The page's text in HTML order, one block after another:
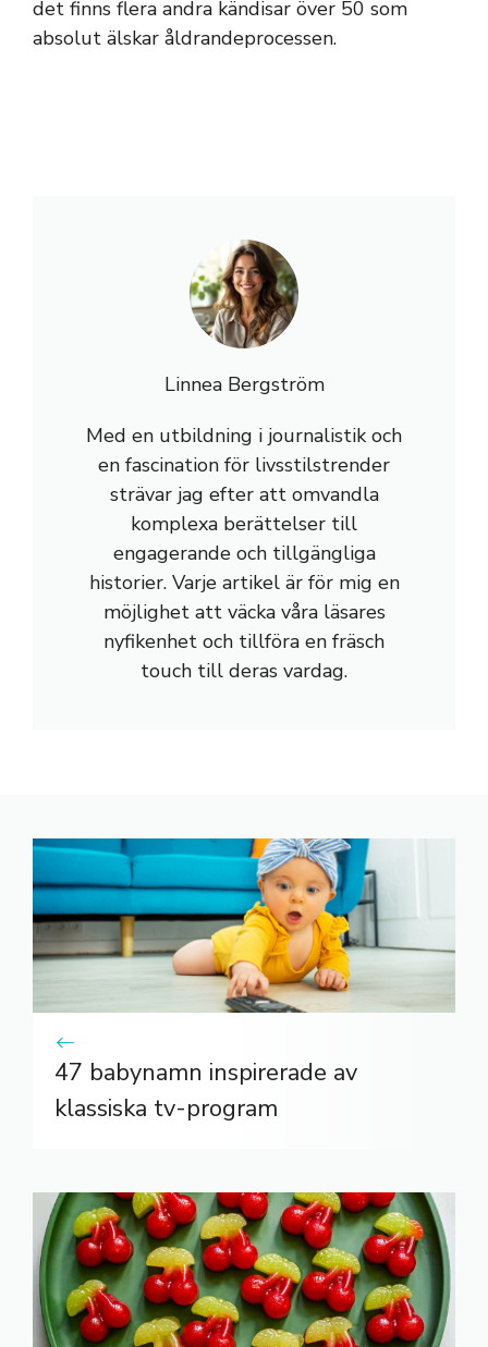
det finns flera andra kändisar över 50 som
absolut älskar åldrandeprocessen.
Linnea Bergström
Med en utbildning i journalistik och
en fascination för livsstilstrender
strävar jag efter att omvandla
komplexa berättelser till
engagerande och tillgängliga
historier. Varje artikel är för mig en
möjlighet att väcka våra läsares
nyfikenhet och tillföra en fräsch
touch till deras vardag.
47 babynamn inspirerade av
klassiska tv-program